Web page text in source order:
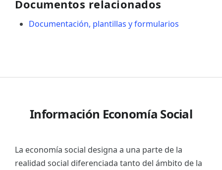
Documentos relacionados
Documentación, plantillas y formularios
Información Economía Social
La economía social designa a una parte de la
realidad social diferenciada tanto del ámbito de la